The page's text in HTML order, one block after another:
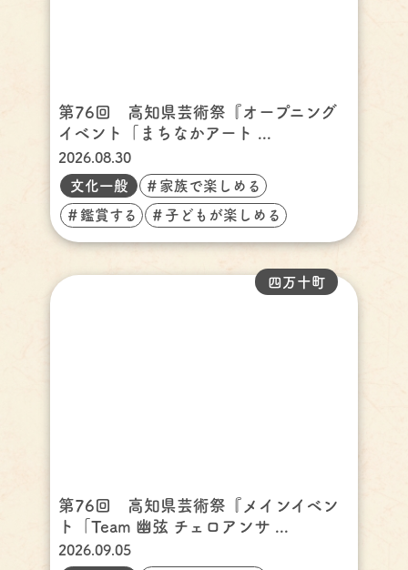
第76回 高知県芸術祭『オープニング
イベント「まちなかアート ...
2026.08.30
文化一般
＃家族で楽しめる
＃鑑賞する ＃子どもが楽しめる
第76回 高知県芸術祭『メインイベン
ト「Team 幽弦 チェロアンサ ...
四万十町
2026.09.05